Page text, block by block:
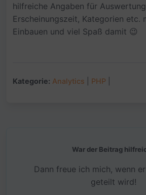
hilfreiche Angaben für
Erscheinungszeit, Kategorien etc.
Einbauen und viel Spaß damit 😉
Kategorie: Analytics PHP
War der Beitrag
Dann freue ich mich, wenn
geteilt wird!